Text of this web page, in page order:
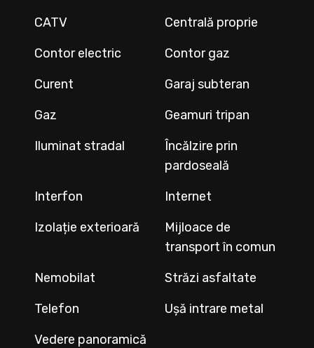
CATV
Centrală proprie
Contor electric
Contor gaz
Curent
Garaj subteran
Gaz
Geamuri tripan
Iluminat stradal
Încălzire prin
pardoseală
Interfon
Internet
Izolație exterioară
Mijloace de
transport în comun
Nemobilat
Străzi asfaltate
Telefon
Ușă intrare metal
Vedere panoramică